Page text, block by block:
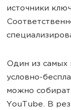
источники
Один из самых
условно-
можно
YouTube. В